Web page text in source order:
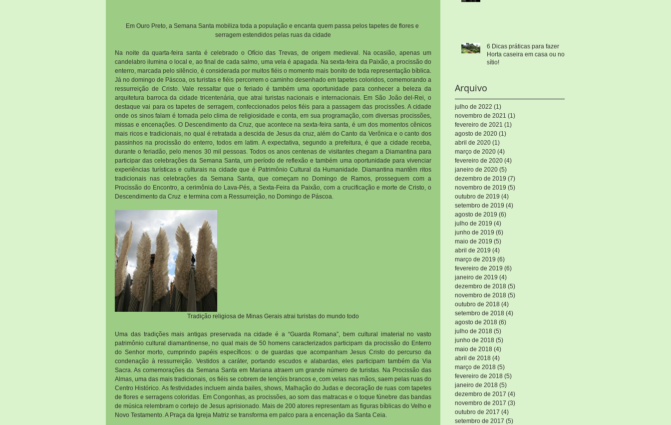
Em Ouro Preto, a Semana Santa mobiliza toda a população e encanta quem passa pelos tapetes de flores e
serragem estendidos pelas ruas da cidade
Na noite da quarta-feira santa é celebrado o Ofício das Trevas, de origem medieval. Na ocasião, apenas um
candelabro ilumina o local e, ao final de cada salmo, uma vela é apagada. Na sexta-feira da Paixão, a procissão do
enterro, marcada pelo silêncio, é considerada por muitos fiéis o momento mais bonito de toda representação bíblica.
Já no domingo de Páscoa, os turistas e fiéis percorrem o caminho desenhado em tapetes coloridos, comemorando a
ressurreição de Cristo. Vale ressaltar que o feriado é também uma oportunidade para conhecer a beleza da
arquitetura barroca da cidade tricentenária, que atrai turistas nacionais e internacionais. Em São João del-Rei, o
destaque vai para os tapetes de serragem, confeccionados pelos fiéis para a passagem das procissões. A cidade
onde os sinos falam é tomada pelo clima de religiosidade e conta, em sua programação, com diversas procissões,
missas e encenações. O Descendimento da Cruz, que acontece na sexta-feira santa, é um dos momentos cênicos
mais ricos e tradicionais, no qual é retratada a descida de Jesus da cruz, além do Canto da Verônica e o canto dos
passinhos na procissão do enterro, todos em latim. A expectativa, segundo a prefeitura, é que a cidade receba,
durante o feriadão, pelo menos 30 mil pessoas. Todos os anos centenas de visitantes chegam a Diamantina para
participar das celebrações da Semana Santa, um período de reflexão e também uma oportunidade para vivenciar
experiências turísticas e culturais na cidade que é Patrimônio Cultural da Humanidade. Diamantina mantêm ritos
tradicionais nas celebrações da Semana Santa, que começam no Domingo de Ramos, prosseguem com a
Procissão do Encontro, a cerimônia do Lava-Pés, a Sexta-Feira da Paixão, com a crucificação e morte de Cristo, o
Descendimento da Cruz  e termina com a Ressurreição, no Domingo de Páscoa.
Tradição religiosa de Minas Gerais atrai turistas do mundo todo
Uma das tradições mais antigas preservada na cidade é a “Guarda Romana”, bem cultural imaterial no vasto
patrimônio cultural diamantinense, no qual mais de 50 homens caracterizados participam da procissão do Enterro
do Senhor morto, cumprindo papéis específicos: o de guardas que acompanham Jesus Cristo do percurso da
condenação à ressurreição. Vestidos a caráter, portando escudos e alabardas, eles participam também da Via
Sacra. As comemorações da Semana Santa em Mariana atraem um grande número de turistas. Na Procissão das
Almas, uma das mais tradicionais, os fiéis se cobrem de lençóis brancos e, com velas nas mãos, saem pelas ruas do
Centro Histórico. As festividades incluem ainda bailes, shows, Malhação do Judas e decoração de ruas com tapetes
de flores e serragens coloridas. Em Congonhas, as procissões, ao som das matracas e o toque fúnebre das bandas
de música relembram o cortejo de Jesus aprisionado. Mais de 200 atores representam as figuras bíblicas do Velho e
Novo Testamento. A Praça da Igreja Matriz se transforma em palco para a encenação da Santa Ceia.
6 Dicas práticas para fazer
Horta caseira em casa ou no
sítio!
Arquivo
julho de 2022 (1)
novembro de 2021 (1)
fevereiro de 2021 (1)
agosto de 2020 (1)
abril de 2020 (1)
março de 2020 (4)
fevereiro de 2020 (4)
janeiro de 2020 (5)
dezembro de 2019 (7)
novembro de 2019 (5)
outubro de 2019 (4)
setembro de 2019 (4)
agosto de 2019 (6)
julho de 2019 (4)
junho de 2019 (6)
maio de 2019 (5)
abril de 2019 (4)
março de 2019 (6)
fevereiro de 2019 (6)
janeiro de 2019 (4)
dezembro de 2018 (5)
novembro de 2018 (5)
outubro de 2018 (4)
setembro de 2018 (4)
agosto de 2018 (6)
julho de 2018 (5)
junho de 2018 (5)
maio de 2018 (4)
abril de 2018 (4)
março de 2018 (5)
fevereiro de 2018 (5)
janeiro de 2018 (5)
dezembro de 2017 (4)
novembro de 2017 (3)
outubro de 2017 (4)
setembro de 2017 (5)